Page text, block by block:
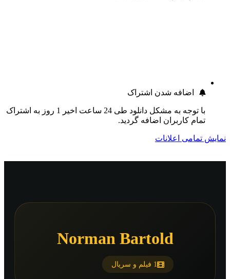
اضافه شدن اشتراک
با توجه به مشکل دانلود طی 24 ساعت اخیر 1 روز به اشتراک
تمام کاربران اضافه گردید.
نمایش تمامی اعلانات
Norman Bartold
1 فیلم و سریال